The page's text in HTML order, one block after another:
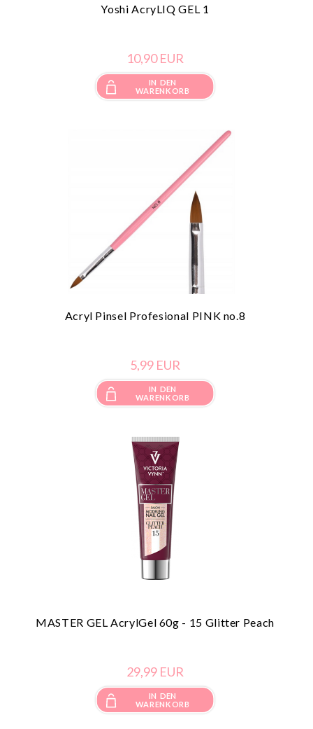
Yoshi AcryLIQ GEL 1
10,90 EUR
IN DEN
WARENKORB
Acryl Pinsel Profesional PINK no.8
5,99 EUR
IN DEN
WARENKORB
MASTER GEL AcrylGel 60g - 15 Glitter Peach
29,99 EUR
IN DEN
WARENKORB